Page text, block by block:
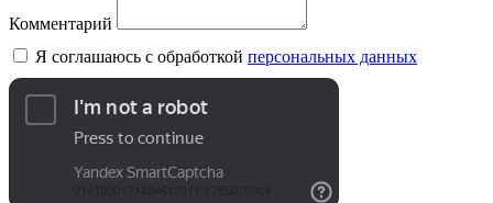
Комментарий
Я соглашаюсь с обработкой персональных данных